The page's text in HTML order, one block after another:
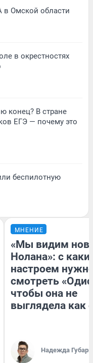
в Омской области
в окрестностях
конец? В стране
ЕГЭ — почему это
беспилотную
МНЕНИЕ
«Мы видим
Нолана»: с
настроем
смотреть
чтобы она не
выглядела как
Надежда Губарь